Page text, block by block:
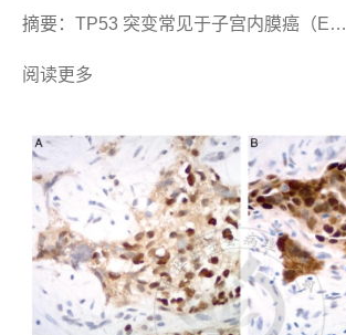
摘要：TP53 突变常见于子宫内膜癌（E…
阅读更多